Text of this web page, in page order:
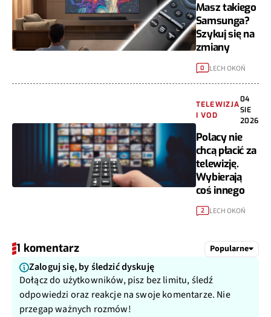
Masz takiego
Samsunga?
Szykuj się na
zmiany
0 LECH OKOŃ
TELEWIZJA
I VOD
04
SIE
2026
Polacy nie
chcą płacić za
telewizję.
Wybierają
coś innego
2 LECH OKOŃ
1 komentarz Popularne
Zaloguj się, by śledzić dyskuję
Dołącz do użytkowników, pisz bez limitu, śledź
odpowiedzi oraz reakcje na swoje komentarze. Nie
przegap ważnych rozmów!